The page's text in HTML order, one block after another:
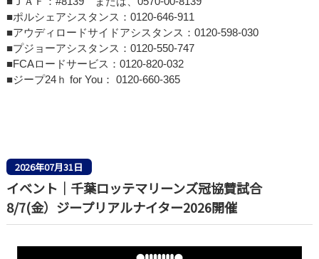
■ポルシェアシスタンス：0120-646-911
■アウディロードサイドアシスタンス：0120-598-030
■プジョーアシスタンス：0120-550-747
■FCAロードサービス：0120-820-032
■ジープ24ｈ for You： 0120-660-365
2026年07月31日
イベント│千葉ロッテマリーンズ冠協賛試合
8/7(金）ジープリアルナイター2026開催